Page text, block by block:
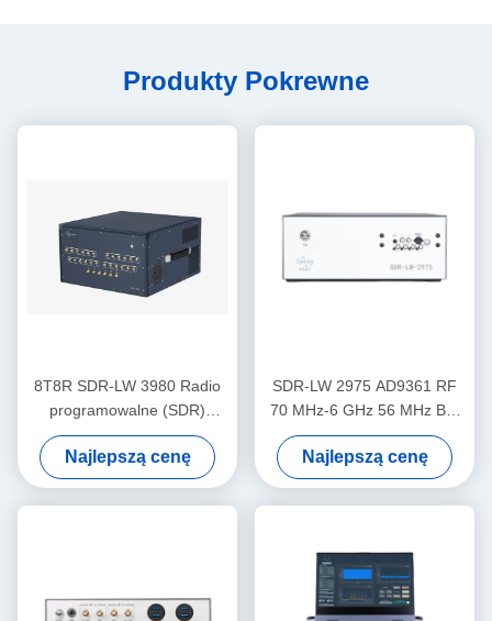
Produkty Pokrewne
8T8R SDR-LW 3980 Radio
programowalne (SDR)
75MHz-6GHz 450MHz TX
BW
Najlepszą cenę
SDR-LW 2975 AD9361 RF
70 MHz-6 GHz 56 MHz BW
Każdy 2 kanały 4 × PCIE
BUS 2 × USB 3.0 i7 Procesor
USRP Zintegrowane
oprogramowanie Definicja
Najlepszą cenę